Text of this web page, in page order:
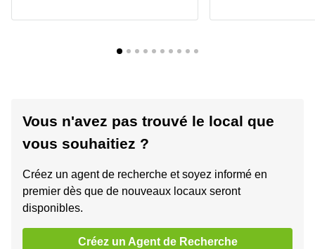
Vous n'avez pas trouvé le local que
vous souhaitiez ?
Créez un agent de recherche et soyez informé en
premier dès que de nouveaux locaux seront
disponibles.
Créez un Agent de Recherche